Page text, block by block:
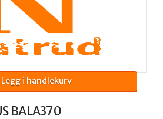
BALA370
Legg i handlekurv